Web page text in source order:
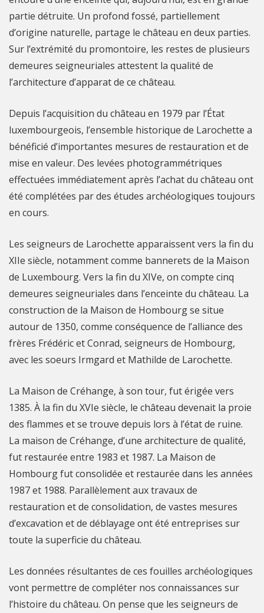
partie détruite. Un profond fossé, partiellement
d’origine naturelle, partage le château en deux parties.
Sur l’extrémité du promontoire, les restes de plusieurs
demeures seigneuriales attestent la qualité de
l’architecture d’apparat de ce château.
Depuis l’acquisition du château en 1979 par l’État
luxembourgeois, l’ensemble historique de Larochette a
bénéficié d’importantes mesures de restauration et de
mise en valeur. Des levées photogrammétriques
effectuées immédiatement après l’achat du château ont
été complétées par des études archéologiques toujours
en cours.
Les seigneurs de Larochette apparaissent vers la fin du
XIIe siècle, notamment comme bannerets de la Maison
de Luxembourg. Vers la fin du XIVe, on compte cinq
demeures seigneuriales dans l’enceinte du château. La
construction de la Maison de Hombourg se situe
autour de 1350, comme conséquence de l’alliance des
frères Frédéric et Conrad, seigneurs de Hombourg,
avec les soeurs Irmgard et Mathilde de Larochette.
La Maison de Créhange, à son tour, fut érigée vers
1385. À la fin du XVIe siècle, le château devenait la proie
des flammes et se trouve depuis lors à l’état de ruine.
La maison de Créhange, d’une architecture de qualité,
fut restaurée entre 1983 et 1987. La Maison de
Hombourg fut consolidée et restaurée dans les années
1987 et 1988. Parallèlement aux travaux de
restauration et de consolidation, de vastes mesures
d’excavation et de déblayage ont été entreprises sur
toute la superficie du château.
Les données résultantes de ces fouilles archéologiques
vont permettre de compléter nos connaissances sur
l’histoire du château. On pense que les seigneurs de